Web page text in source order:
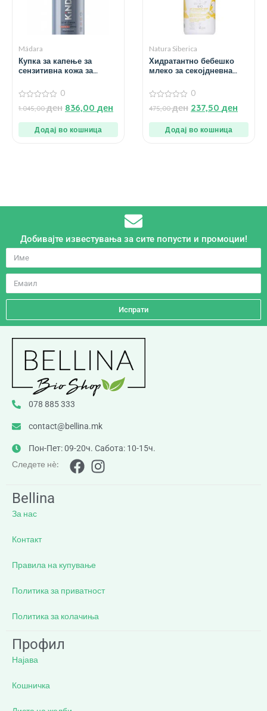
Mádara
Купка за капење за
сензитивна кожа за
од
0
1.045,00ден 836,00 ден
Додај во кошница
Natura Siberica
Хидратантно бебешко
млеко за секојдневна
од
0
475,00ден 237,50 ден
Додај во кошница
Добивајте известувања за сите попусти и промоции!
Испрати
078 885 333
contact@bellina.mk
Пон-Пет: 09-20ч. Сабота: 10-15ч.
Следете нè:
Bellina
За нас
Контакт
Правила на купување
Политика за приватност
Политика за колачиња
Профил
Најава
Кошничка